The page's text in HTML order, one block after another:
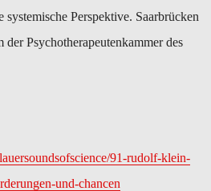
Perspektive. Saarbrücken
​Psychotherapeutenkammer des
91-rudolf-klein-
und-chancen